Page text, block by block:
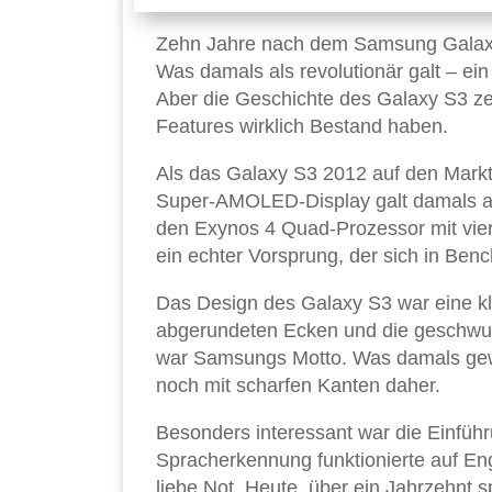
Zehn Jahre nach dem Samsung
Was damals als revolutionär galt –
Aber die Geschichte des Galaxy S3
Features wirklich Bestand haben.
Als das Galaxy S3 2012 auf den
Super-AMOLED-Display galt damals
den Exynos 4 Quad-Prozessor mit
ein echter Vorsprung, der sich in
Das Design des Galaxy S3 war eine
abgerundeten Ecken und die
war Samsungs Motto. Was damals
noch mit scharfen Kanten daher.
Besonders interessant war die
Spracherkennung funktionierte auf